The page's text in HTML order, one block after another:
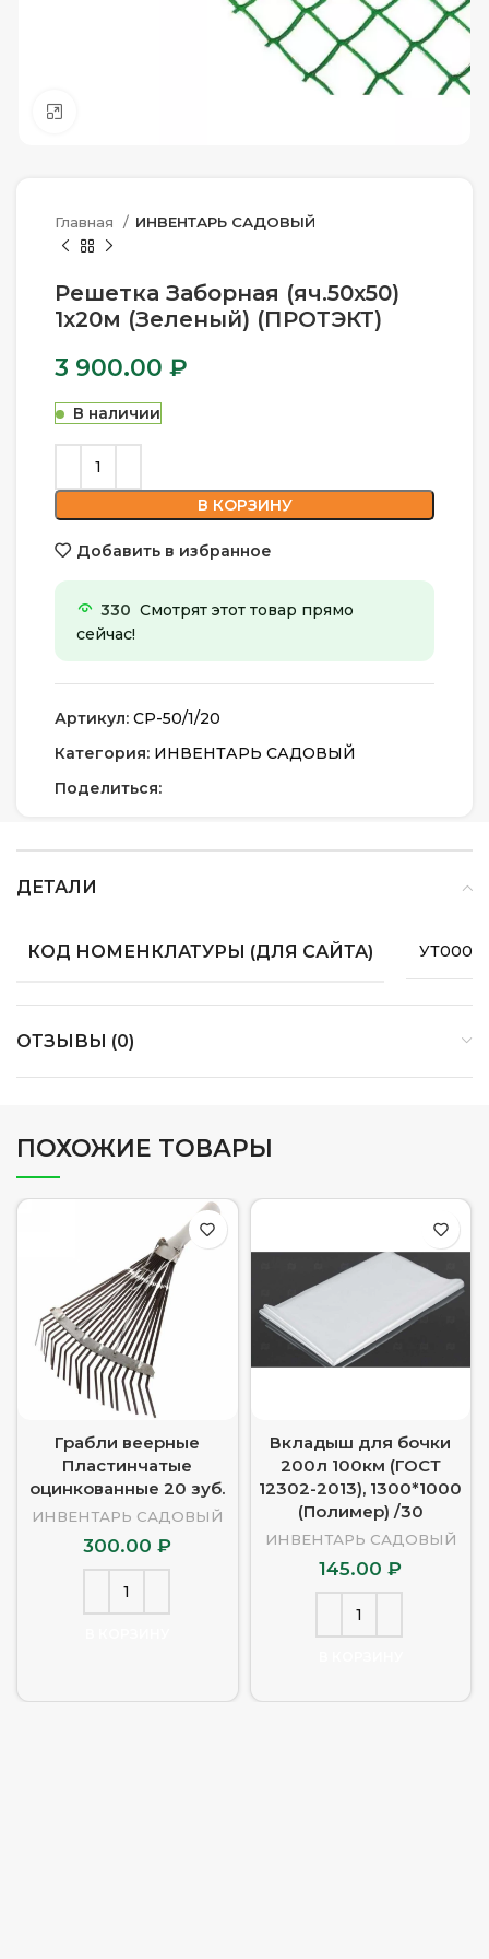
Главная ИНВЕНТАРЬ САДОВЫЙ
Решетка Заборная (яч.50х50)
1х20м (Зеленый) (ПРОТЭКТ)
3 900.00 ₽
В наличии
В КОРЗИНУ
Добавить в избранное
330 Смотрят этот товар прямо
сейчас!
Артикул: СР-50/1/20
Категория: ИНВЕНТАРЬ САДОВЫЙ
Поделиться:
ДЕТАЛИ
КОД НОМЕНКЛАТУРЫ (ДЛЯ САЙТА)
ОТЗЫВЫ (0)
ПОХОЖИЕ ТОВАРЫ
Грабли веерные
Пластинчатые
оцинкованные 20 зуб.
ИНВЕНТАРЬ САДОВЫЙ
300.00₽
Вкладыш для бочки
200л 100км (ГОСТ
12302-2013), 1300*1000
(Полимер) /30
ИНВЕНТАРЬ САДОВЫЙ
145.00₽